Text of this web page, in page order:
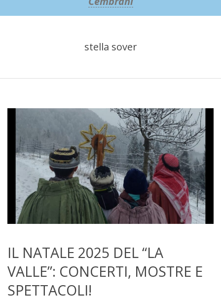
stella sover
IL NATALE 2025 DEL “LA
VALLE”: CONCERTI, MOSTRE E
SPETTACOLI!